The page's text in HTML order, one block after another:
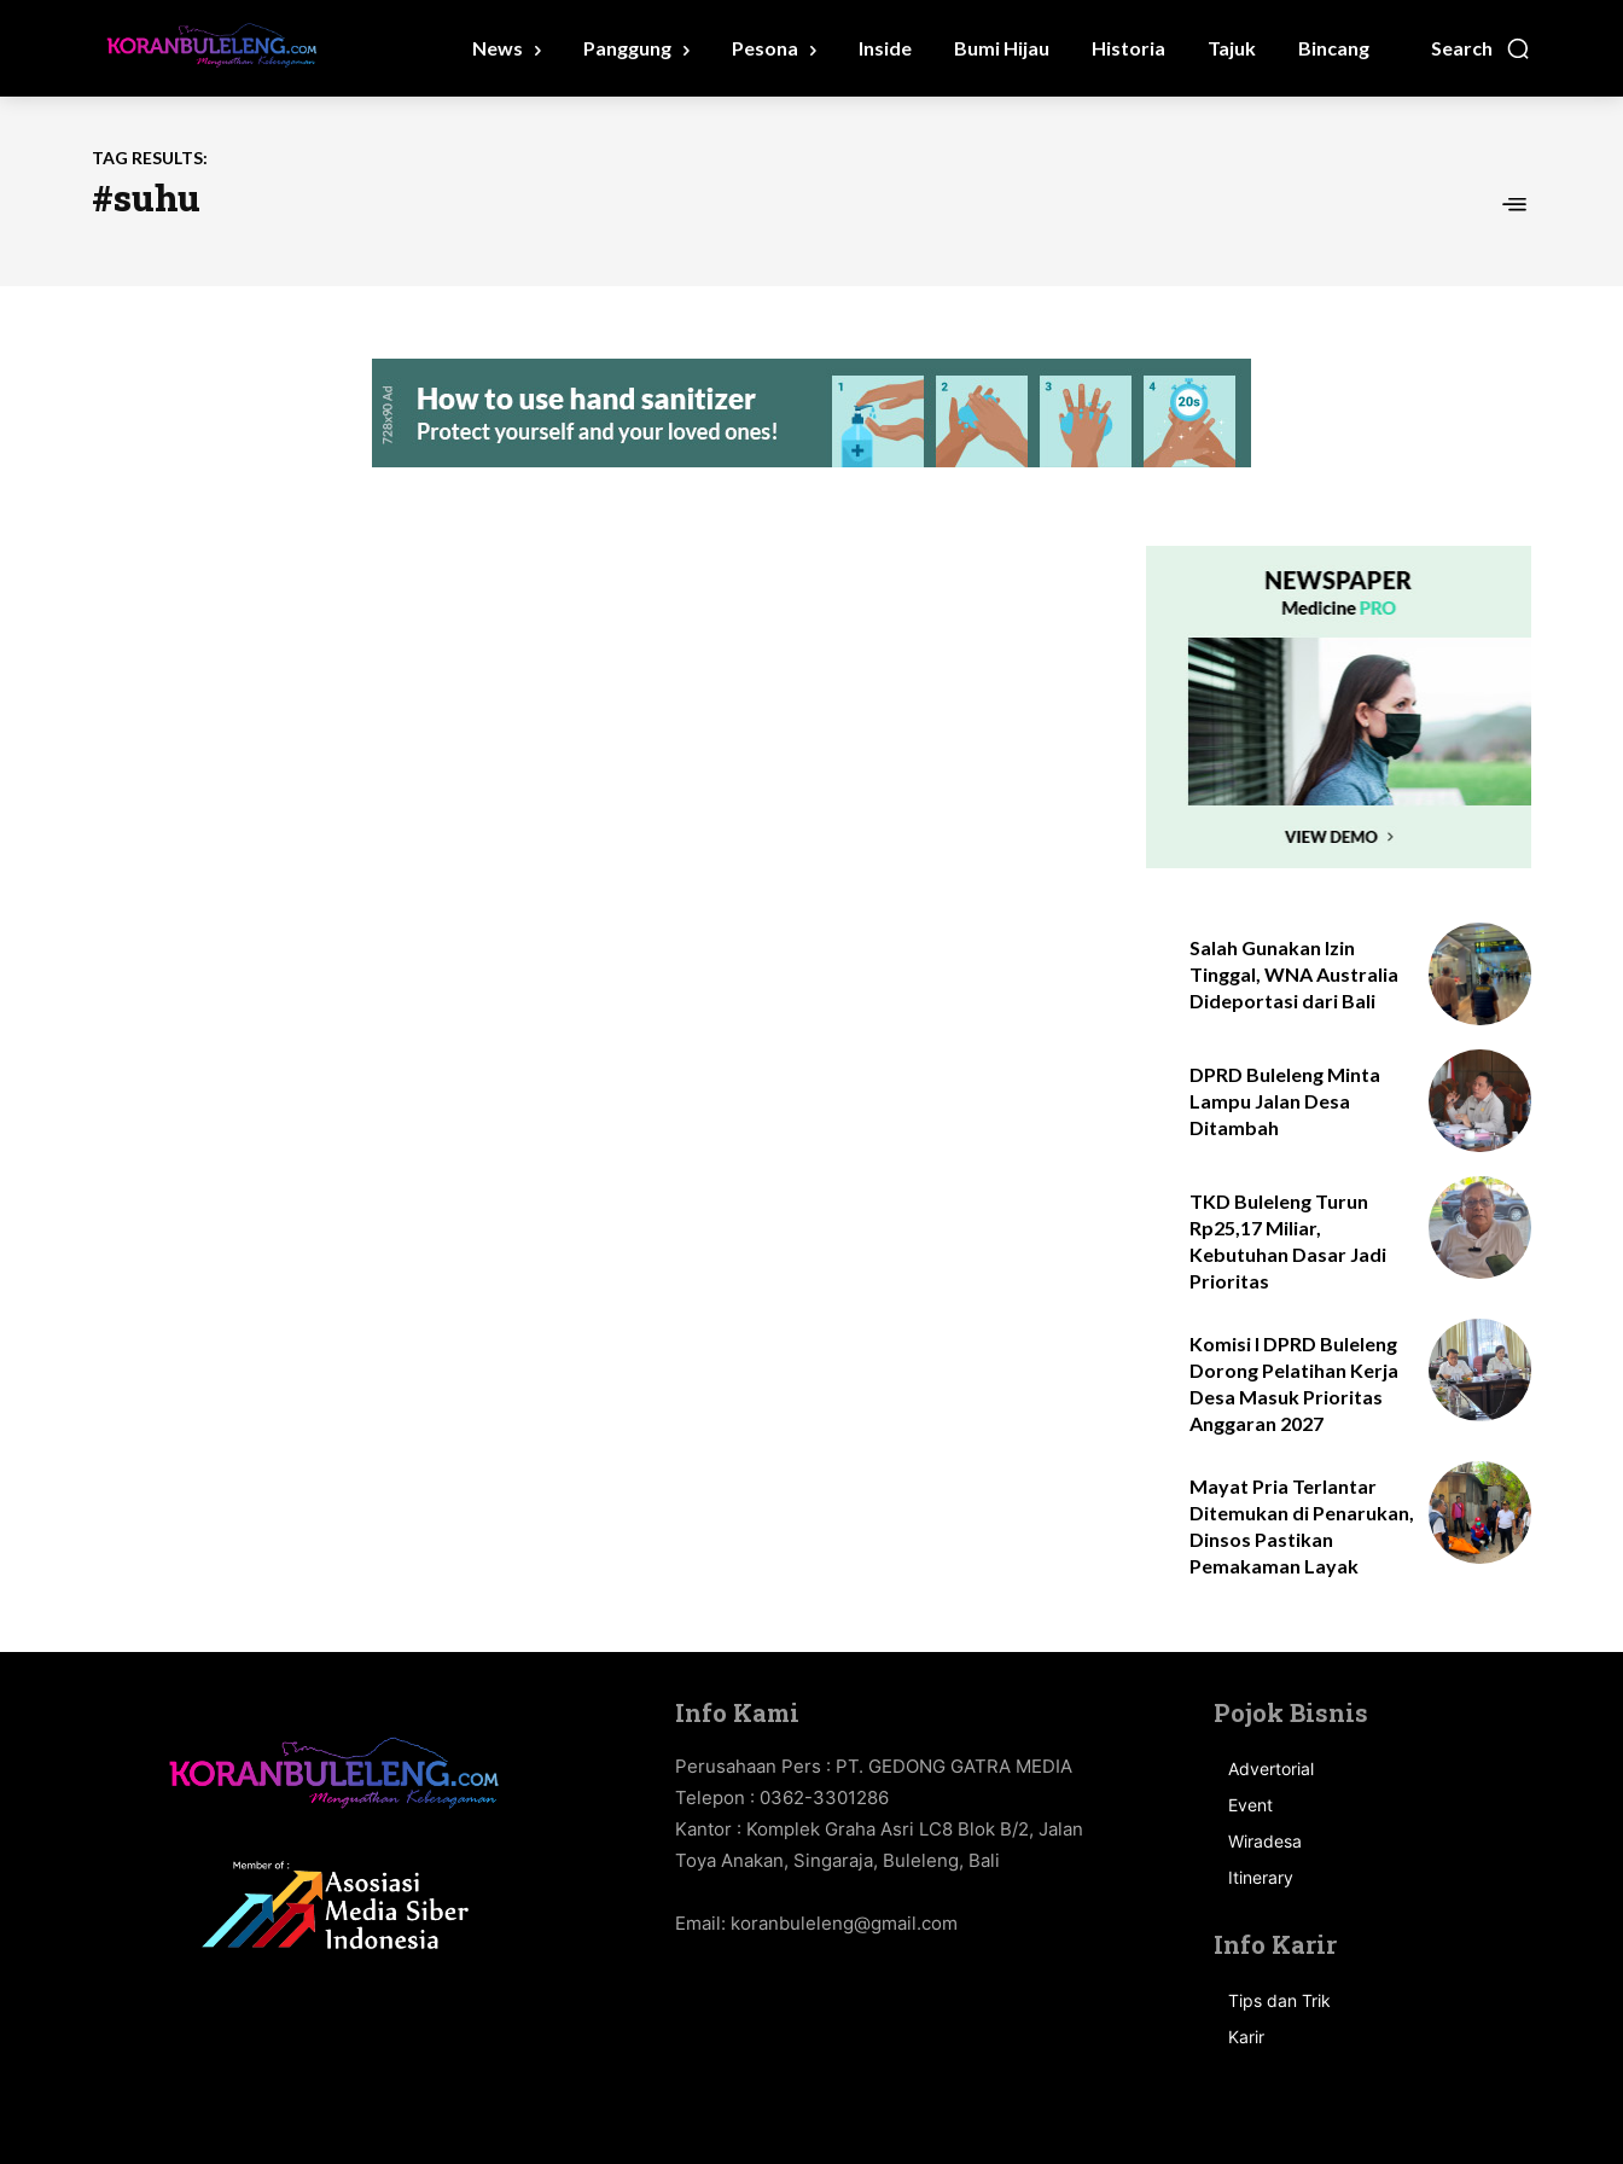
Search
News Panggung Pesona Inside Bumi Hijau Historia Tajuk Bincang
TAG RESULTS:
#suhu
Salah Gunakan Izin
Tinggal, WNA Australia
Dideportasi dari Bali
DPRD Buleleng Minta
Lampu Jalan Desa
Ditambah
TKD Buleleng Turun
Rp25,17 Miliar,
Kebutuhan Dasar Jadi
Prioritas
Komisi I DPRD Buleleng
Dorong Pelatihan Kerja
Desa Masuk Prioritas
Anggaran 2027
Mayat Pria Terlantar
Ditemukan di Penarukan,
Dinsos Pastikan
Pemakaman Layak
Info Kami
Perusahaan Pers : PT. GEDONG GATRA MEDIA
Telepon : 0362-3301286
Kantor : Komplek Graha Asri LC8 Blok B/2, Jalan
Toya Anakan, Singaraja, Buleleng, Bali
Email: koranbuleleng@gmail.com
Pojok Bisnis
Advertorial
Event
Wiradesa
Itinerary
Info Karir
Tips dan Trik
Karir